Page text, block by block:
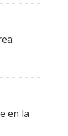
en la